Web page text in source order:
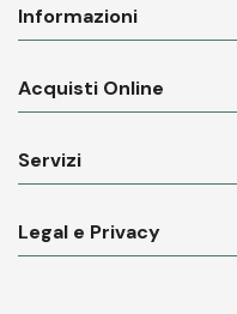
Informazioni
Acquisti Online
Servizi
Legal e Privacy